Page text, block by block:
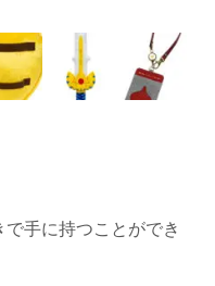
手に持つことができ